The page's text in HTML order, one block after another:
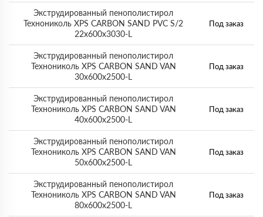
Экструдированный пенополистирол
Технониколь XPS CARBON SAND PVC S/2
22х600х3030-L
Под заказ
Экструдированный пенополистирол
Технониколь XPS CARBON SAND VAN
30х600х2500-L
Под заказ
Экструдированный пенополистирол
Технониколь XPS CARBON SAND VAN
40х600х2500-L
Под заказ
Экструдированный пенополистирол
Технониколь XPS CARBON SAND VAN
50х600х2500-L
Под заказ
Экструдированный пенополистирол
Технониколь XPS CARBON SAND VAN
80х600х2500-L
Под заказ